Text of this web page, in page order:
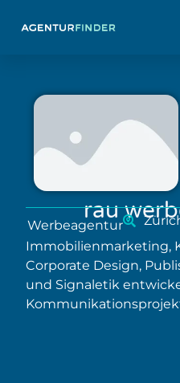
rau
Werbeagentur
Immobilienmarketing,
Corporate Design,
und Signaletik